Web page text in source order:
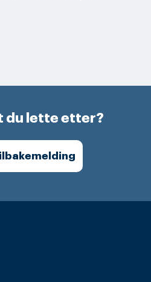
du lette etter?